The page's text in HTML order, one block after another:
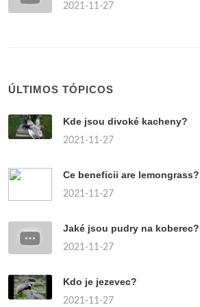
2021-11-27
ÚLTIMOS TÓPICOS
Kde jsou divoké kacheny?
2021-11-27
Ce beneficii are lemongrass?
2021-11-27
Jaké jsou pudry na koberec?
2021-11-27
Kdo je jezevec?
2021-11-27